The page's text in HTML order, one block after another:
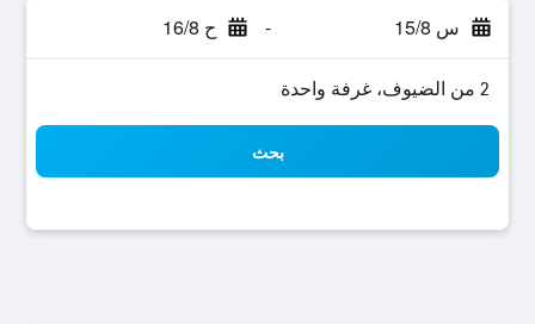
س 15/8 - ح 16/8
2 من الضيوف، غرفة واحدة
بحث